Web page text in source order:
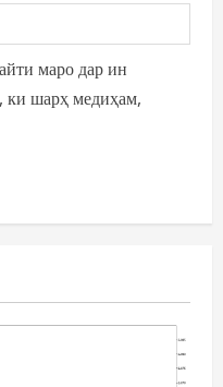
маро дар ин
ки шарҳ медиҳам,